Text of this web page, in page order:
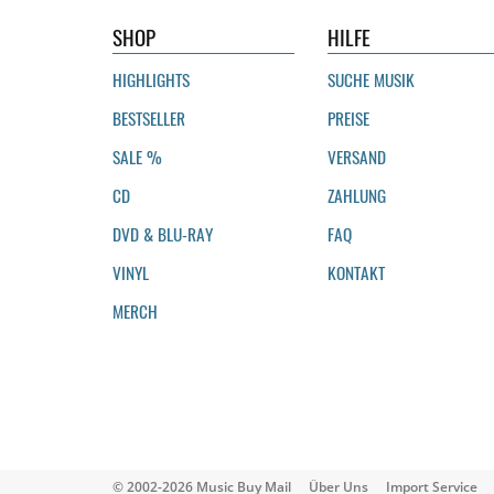
SHOP
HIGHLIGHTS
BESTSELLER
SALE %
CD
DVD & BLU-RAY
VINYL
MERCH
HILFE
SUCHE MUSIK
PREISE
VERSAND
ZAHLUNG
FAQ
KONTAKT
© 2002-2026 Music Buy Mail Über Uns Import Service